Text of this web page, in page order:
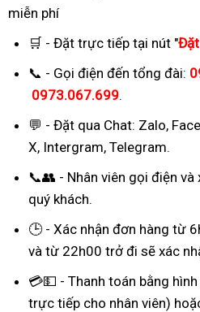
miễn phí
🛒 - Đặt trực tiếp tại nút "
📞 - Gọi điện đến tổng đài:
0973.067.699.
💬 - Đặt qua Chat: Zalo,
X, Intergram, Telegram.
📞👥 - Nhân viên gọi điện
quý khách.
🕒 - Xác nhận đơn hàng từ
và từ 22h00 trở đi sẽ xác
💳💵 - Thanh toán bằng
trực tiếp cho nhân viên)